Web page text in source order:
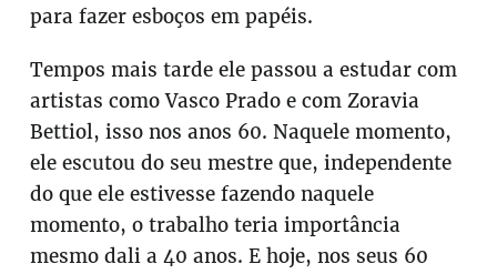
para fazer esboços em papéis.
Tempos mais tarde ele passou a estudar com
artistas como Vasco Prado e com Zoravia
Bettiol, isso nos anos 60. Naquele momento,
ele escutou do seu mestre que, independente
do que ele estivesse fazendo naquele
momento, o trabalho teria importância
mesmo dali a 40 anos. E hoje, nos seus 60